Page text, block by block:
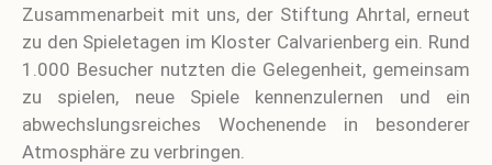
Zusammenarbeit mit uns, der Stiftung Ahrtal, erneut
zu den Spieletagen im Kloster Calvarienberg ein. Rund
1.000 Besucher nutzten die Gelegenheit, gemeinsam
zu spielen, neue Spiele kennenzulernen und ein
abwechslungsreiches Wochenende in besonderer
Atmosphäre zu verbringen.